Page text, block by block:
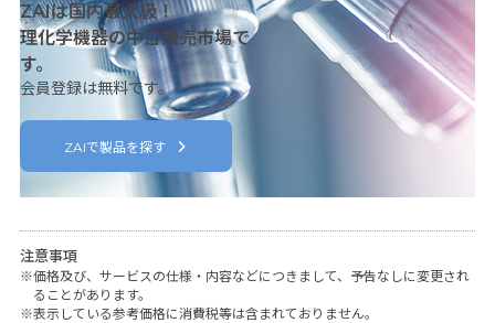
ZAIは国内最大級！
理化学機器の中古販売市場で
す。
会員登録は無料です。
ZAIで製品を探す
注意事項
価格及び、サービスの仕様・内容などにつきまして、予告なしに変更され
ることがあります。
表示している参考価格に消費税等は含まれておりません。